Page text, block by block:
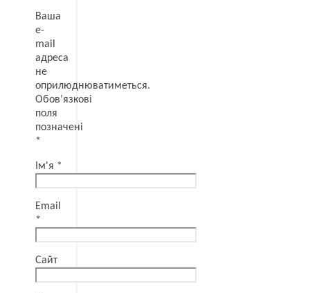
Ваша
e-
mail
адреса
не
оприлюднюватиметься.
Обов’язкові
поля
позначені
*
Ім'я *
Email
*
Сайт